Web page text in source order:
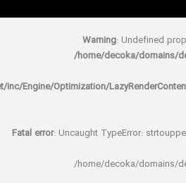
Warning:
/home/
rocket/inc/Engine/Optimization/
Fatal error : Uncaught
/home/